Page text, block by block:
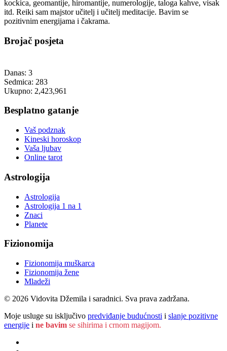
kockica, geomantije, hiromantije, numerologije, taloga kahve, visak
itd. Reiki sam majstor učitelj i učitelj meditacije. Bavim se
pozitivnim energijama i čakrama.
Brojač posjeta
Danas: 3
Sedmica: 283
Ukupno: 2,423,961
Besplatno gatanje
Vaš podznak
Kineski horoskop
Vaša ljubav
Online tarot
Astrologija
Astrologija
Astrologija 1 na 1
Znaci
Planete
Fizionomija
Fizionomija muškarca
Fizionomija žene
Mladeži
© 2026 Vidovita Džemila i saradnici. Sva prava zadržana.
Moje usluge su isključivo predviđanje budućnosti i slanje pozitivne
energije i ne bavim se sihirima i crnom magijom.